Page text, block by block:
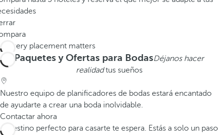
Paquetes y Ofertas para BodasDéjanos hacer
realidadtus sueños
Nuestro equipo de planificadores de bodas estará encantado
de ayudarte a crear una boda inolvidable.
Contactar ahora
El destino perfecto para casarte te espera. Estás a solo un paso